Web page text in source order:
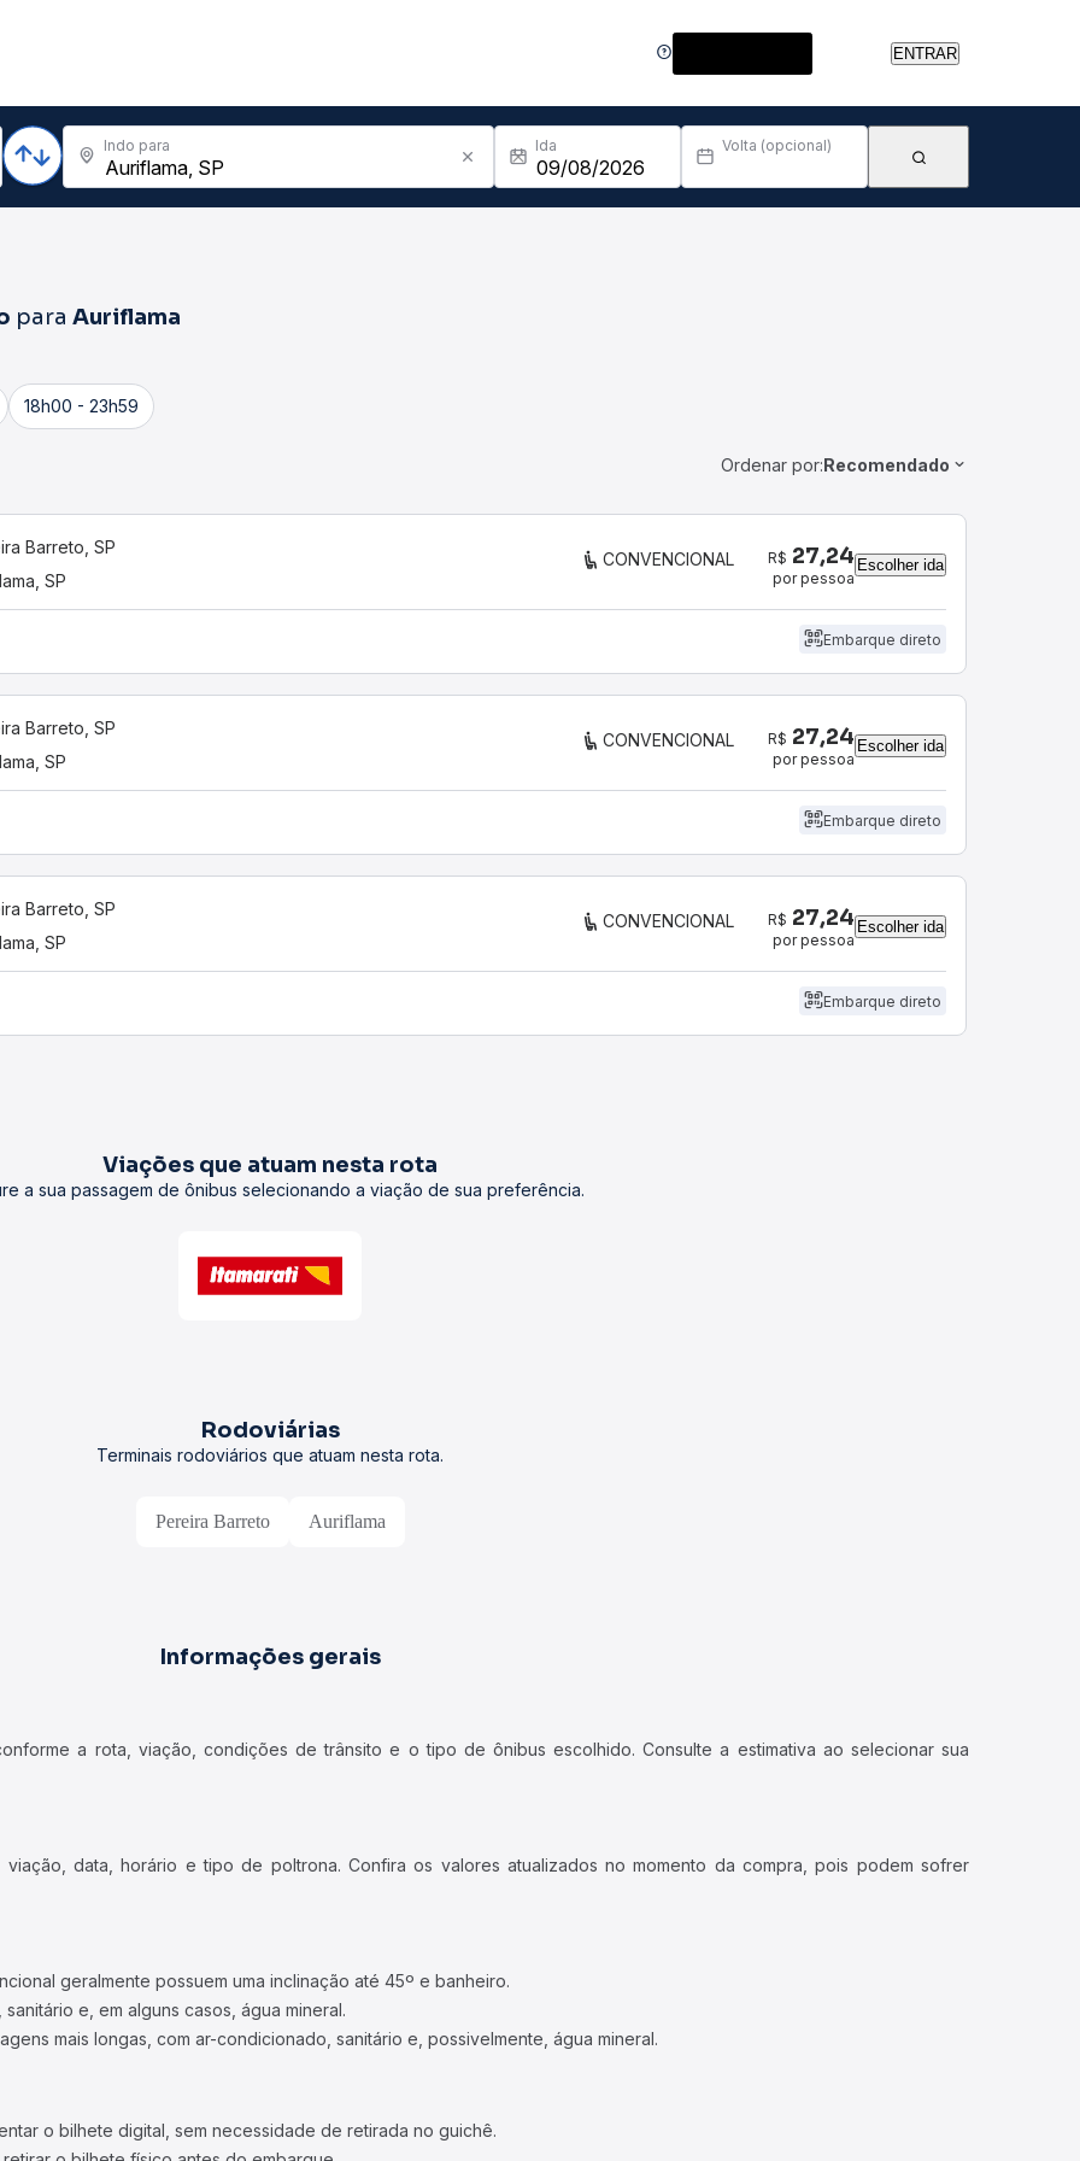
ENTRAR
Indo para Ida Volta (opcional)
para Auriflama
18h00 - 23h59
Ordenar por:Recomendado
Barreto, SP
SP
CONVENCIONAL R$ 27,24
por pessoa
Escolher ida
Embarque direto
Barreto, SP
SP
CONVENCIONAL R$ 27,24
por pessoa
Escolher ida
Embarque direto
Barreto, SP
SP
CONVENCIONAL R$ 27,24
por pessoa
Escolher ida
Embarque direto
Viações que atuam nesta rota
a sua passagem de ônibus selecionando a viação de sua preferência.
Rodoviárias
Terminais rodoviários que atuam nesta rota.
Pereira Barreto Auriflama
Informações gerais
a rota, viação, condições de trânsito e o tipo de ônibus escolhido. Consulte a estimativa ao selecionar sua
data, horário e tipo de poltrona. Confira os valores atualizados no momento da compra, pois podem sofrer
geralmente possuem uma inclinação até 45º e banheiro.
e, em alguns casos, água mineral.
mais longas, com ar-condicionado, sanitário e, possivelmente, água mineral.
o bilhete digital, sem necessidade de retirada no guichê.